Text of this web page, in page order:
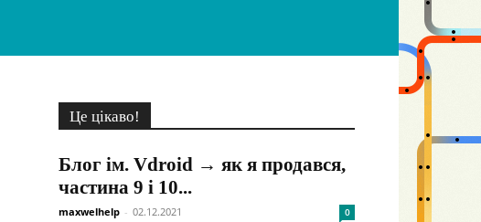
Це цікаво!
Блог ім. Vdroid → як я продався,
частина 9 і 10...
maxwelhelp - 02.12.2021 0